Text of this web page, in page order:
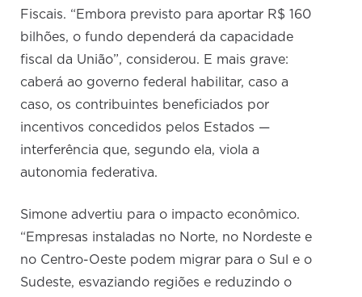
Fiscais. “Embora previsto para aportar R$ 160
bilhões, o fundo dependerá da capacidade
fiscal da União”, considerou. E mais grave:
caberá ao governo federal habilitar, caso a
caso, os contribuintes beneficiados por
incentivos concedidos pelos Estados —
interferência que, segundo ela, viola a
autonomia federativa.
Simone advertiu para o impacto econômico.
“Empresas instaladas no Norte, no Nordeste e
no Centro-Oeste podem migrar para o Sul e o
Sudeste, esvaziando regiões e reduzindo o